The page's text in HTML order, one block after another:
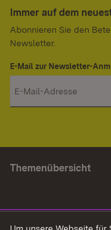
Immer auf dem
Abonnieren Sie den
Newsletter.
E-Mail zur Newsletter-
Themenübersicht